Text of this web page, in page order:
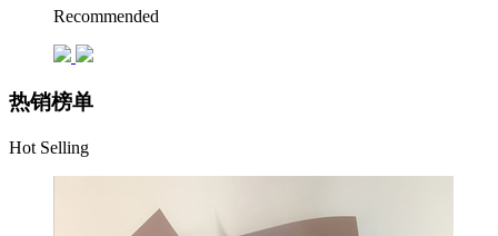
Recommended
热销榜单
Hot Selling